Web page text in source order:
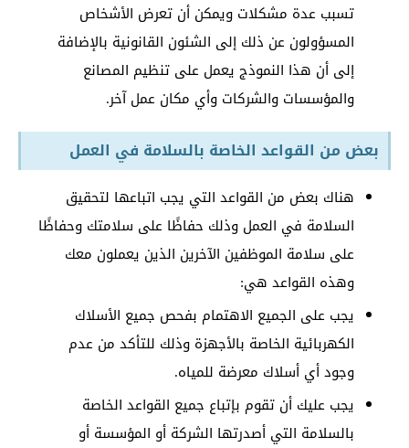
تسبب عدة مشكلات ويمكن أن تعرض الأشخاص
المسؤولون عن ذلك إلى الشئون القانونية بالإضافة
إلى أن هذا النموذج يعمل على تنظيم المصانع
والمؤسسات والشركات وأي مكان عمل آخر.
بعض من القواعد الخاصة بالسلامة في العمل
هناك بعض من القواعد التي يجب اتباعها لتحقيق
السلامة في العمل وذلك حفاظًا على سلامتك وحفاظًا
على سلامة الموظفين الآخرين الذين يعملون معك
وهذه القواعد هي:
يجب على الجميع الاهتمام بفحص جميع الأسلاك
الكهربائية الخاصة بالأجهزة وذلك للتأكد من عدم
وجود أي أسلاك معرضة للمياه.
يجب عليك أن تقوم بإتباع جميع القواعد الخاصة
بالسلامة التي أصدرتها الشركة أو المؤسسة أو